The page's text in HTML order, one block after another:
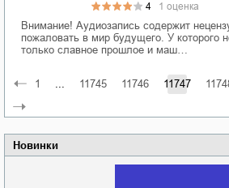
Новинки
4 1 оценка
Внимание! Аудиозапись содержит
пожаловать в мир будущего. У которого
только славное прошлое и маш…
1 ... 11745 11746 11747